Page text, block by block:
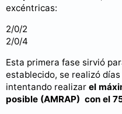
excéntricas:
2/0/2
2/0/4
Esta primera fase sirvió
establecido, se realizó
intentando realizar el
posible (AMRAP) con el